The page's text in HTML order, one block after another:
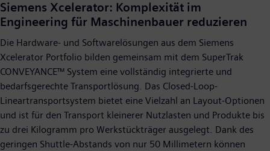
Siemens Xcelerator: Komplexität im
Engineering für Maschinenbauer reduzieren
Die Hardware- und Softwarelösungen aus dem Siemens
Xcelerator Portfolio bilden gemeinsam mit dem SuperTrak
CONVEYANCE™ System eine vollständig integrierte und
bedarfsgerechte Transportlösung. Das Closed-Loop-
Lineartransportsystem bietet eine Vielzahl an Layout-Optionen
und ist für den Transport kleinerer Nutzlasten und Produkte bis
zu drei Kilogramm pro Werkstückträger ausgelegt. Dank des
geringen Shuttle-Abstands von nur 50 Millimetern können